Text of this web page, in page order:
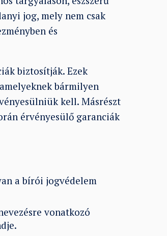
jog, mely nem csak
és
biztosítják. Ezek
bármilyen
kell. Másrészt
érvényesülő garanciák
a bírói jogvédelem
vonatkozó